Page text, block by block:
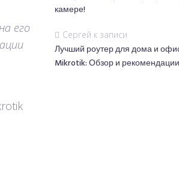
его
камере!
Сергей к записи
Лучший роутер для дома и
Mikrotik: Обзор и